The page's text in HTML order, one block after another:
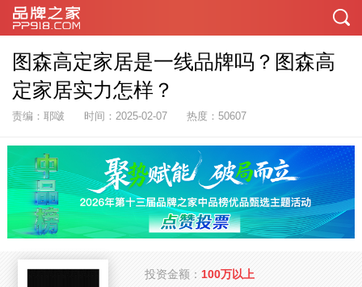
图森高定家居是一线品牌吗？图森高
定家居实力怎样？
责编：耶啵 时间：2025-02-07 热度：50607
投资金额： 100万以上